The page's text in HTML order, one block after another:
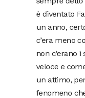
è diventato
un anno,
c’era meno
non c’erano
veloce e
un attimo,
fenomeno